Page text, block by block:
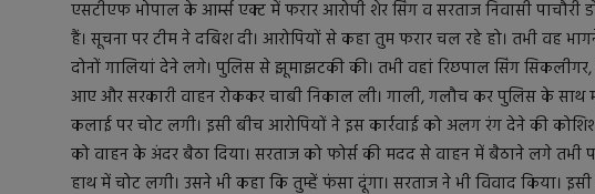
एसटीएफ भोपाल के आर्म्स एक्ट में फरार आरोपी शेर सिंग व सरताज निवासी
हैं। सूचना पर टीम ने दबिश दी। आरोपियों से कहा तुम फरार चल रहे हो। तभी वह
दोनों गालियां देने लगे। पुलिस से झूमाझटकी की। तभी वहां रिछपाल सिंग
आए और सरकारी वाहन रोककर चाबी निकाल ली। गाली, गलौच कर पुलिस के साथ
कलाई पर चोट लगी। इसी बीच आरोपियों ने इस कार्रवाई को अलग रंग देने की
को वाहन के अंदर बैठा दिया। सरताज को फोर्स की मदद से वाहन में बैठाने लगे
हाथ में चोट लगी। उसने भी कहा कि तुम्हें फंसा दूंगा। सरताज ने भी विवाद किया।